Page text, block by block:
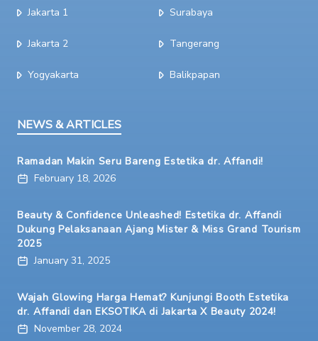
Jakarta 1
Jakarta 2
Yogyakarta
Surabaya
Tangerang
Balikpapan
NEWS & ARTICLES
Ramadan Makin Seru Bareng Estetika dr. Affandi!
February 18, 2026
Beauty & Confidence Unleashed! Estetika dr. Affandi
Dukung Pelaksanaan Ajang Mister & Miss Grand Tourism
2025
January 31, 2025
Wajah Glowing Harga Hemat? Kunjungi Booth Estetika
dr. Affandi dan EKSOTIKA di Jakarta X Beauty 2024!
November 28, 2024